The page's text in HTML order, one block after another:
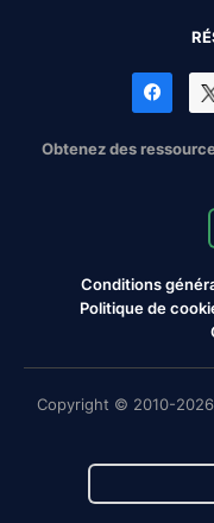
Obtenez des
Conditions
Politique de
Copyright © 2010-